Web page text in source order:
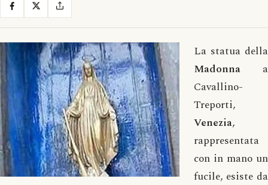
La statua della
Madonna a
Cavallino-
Treporti,
Venezia,
rappresentata
con in mano un
fucile, esiste da